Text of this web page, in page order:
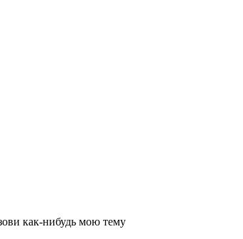
как-нибудь мою тему